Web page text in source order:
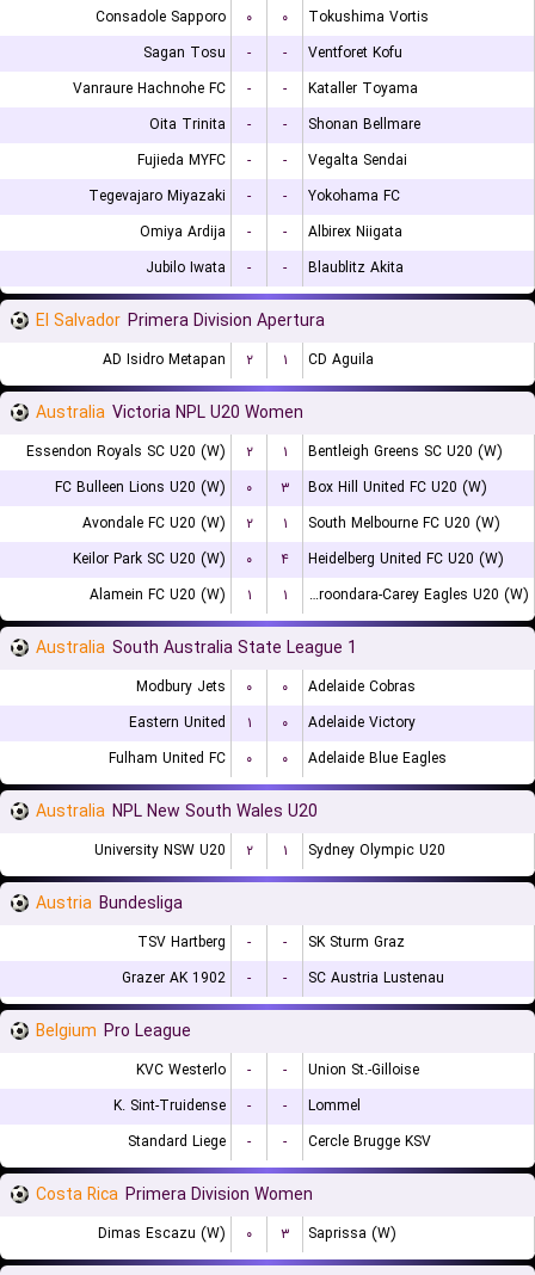
Consadole Sapporo ۰ ۰
Tokushima Vortis
Sagan Tosu
- -
Ventforet Kofu
Vanraure Hachnohe FC
- -
Kataller Toyama
Oita Trinita
- -
Shonan Bellmare
Fujieda MYFC
- -
Vegalta Sendai
Tegevajaro Miyazaki
- -
Yokohama FC
Omiya Ardija
- -
Albirex Niigata
Jubilo Iwata
- - Blaublitz Akita
El Salvador Primera Division Apertura
AD Isidro Metapan ۲ ۱ CD Aguila
Australia Victoria NPL U20 Women
Essendon Royals SC U20 (W) ۲ ۱
Bentleigh Greens SC U20 (W)
FC Bulleen Lions U20 (W)
۰ ۳
Box Hill United FC U20 (W)
Avondale FC U20 (W)
۲ ۱
South Melbourne FC U20 (W)
Keilor Park SC U20 (W)
۰ ۴
Heidelberg United FC U20 (W)
Alamein FC U20 (W)
۱ ۱ Boroondara-Carey Eagles U20 (W)
Australia South Australia State League 1
Modbury Jets ۰ ۰
Adelaide Cobras
Eastern United
۱ ۰
Adelaide Victory
Fulham United FC
۰ ۰ Adelaide Blue Eagles
Australia NPL New South Wales U20
University NSW U20 ۲ ۱ Sydney Olympic U20
Austria Bundesliga
TSV Hartberg - -
SK Sturm Graz
Grazer AK 1902
- - SC Austria Lustenau
Belgium Pro League
KVC Westerlo - -
Union St.-Gilloise
K. Sint-Truidense
- -
Lommel
Standard Liege
- - Cercle Brugge KSV
Costa Rica Primera Division Women
Dimas Escazu (W) ۰ ۳ Saprissa (W)